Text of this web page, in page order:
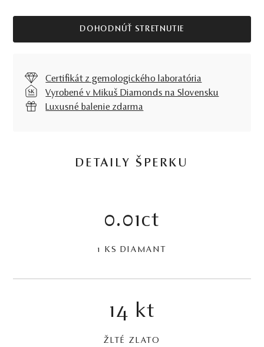
DOHODNÚŤ STRETNUTIE
Certifikát z gemologického laboratória
Vyrobené v Mikuš Diamonds na Slovensku
Luxusné balenie zdarma
DETAILY ŠPERKU
0.01ct
1 KS DIAMANT
14 kt
ŽLTÉ ZLATO